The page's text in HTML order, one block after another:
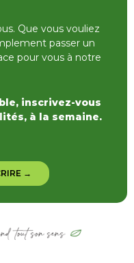
Que vous vouliez
passer un
pour vous à notre
inscrivez-vous
à la semaine.
→